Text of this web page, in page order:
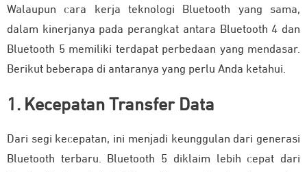
Walaupun cara kerja teknologi Bluetooth yang sama,
dalam kinerjanya pada perangkat antara Bluetooth 4 dan
Bluetooth 5 memiliki terdapat perbedaan yang mendasar.
Berikut beberapa di antaranya yang perlu Anda ketahui.
1. Kecepatan Transfer Data
Dari segi kecepatan, ini menjadi keunggulan dari generasi
Bluetooth terbaru. Bluetooth 5 diklaim lebih cepat dari